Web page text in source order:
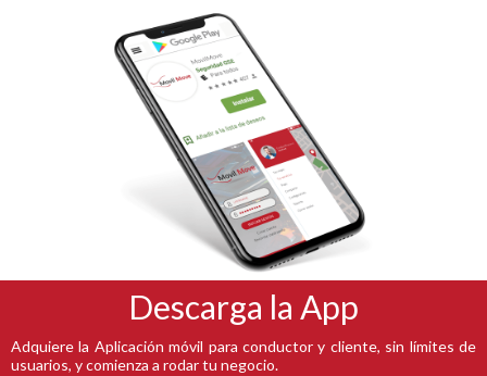
Descarga la App
Adquiere la Aplicación móvil para conductor y cliente, sin límites de
usuarios, y comienza a rodar tu negocio.